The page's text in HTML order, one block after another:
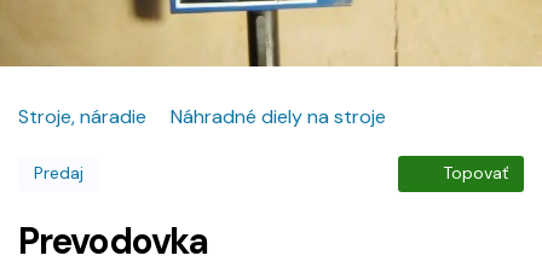
Stroje, náradie Náhradné diely na stroje
Predaj Topovať
Prevodovka